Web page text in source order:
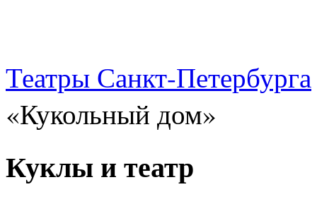
Театры Санкт-Петербурга
«Кукольный дом»
Куклы и театр